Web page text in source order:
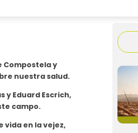
Compostela y
nuestra salud.
y Eduard Escrich,
campo.
vida en la vejez,